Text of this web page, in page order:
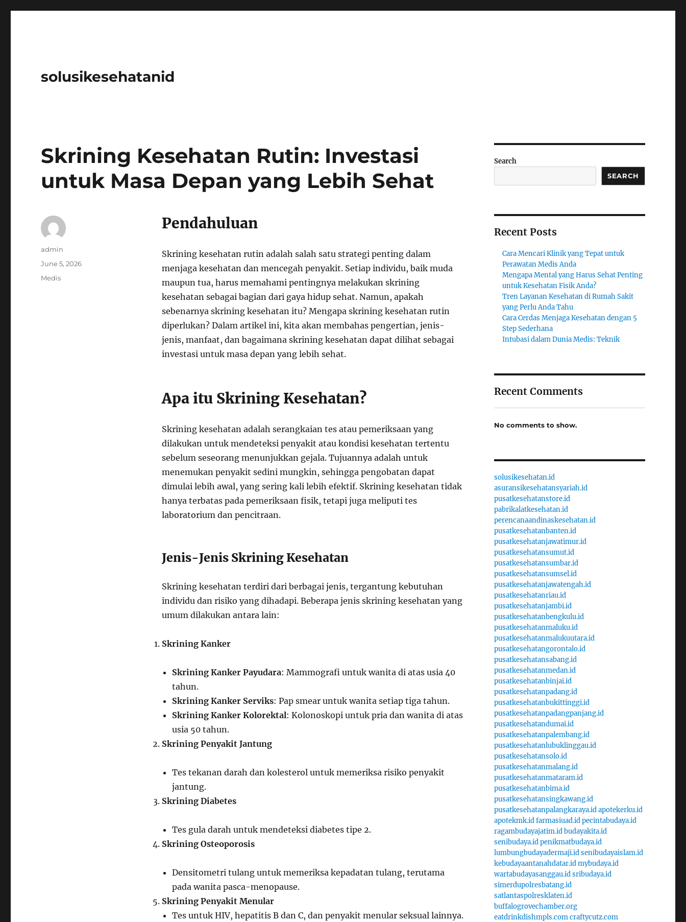
solusikesehatanid
Skrining Kesehatan Rutin: Investasi
untuk Masa Depan yang Lebih Sehat
Pendahuluan
Skrining kesehatan rutin adalah salah satu strategi penting dalam
menjaga kesehatan dan mencegah penyakit. Setiap individu, baik muda
maupun tua, harus memahami pentingnya melakukan skrining
kesehatan sebagai bagian dari gaya hidup sehat. Namun, apakah
sebenarnya skrining kesehatan itu? Mengapa skrining kesehatan rutin
diperlukan? Dalam artikel ini, kita akan membahas pengertian, jenis-
jenis, manfaat, dan bagaimana skrining kesehatan dapat dilihat sebagai
investasi untuk masa depan yang lebih sehat.
Apa itu Skrining Kesehatan?
Skrining kesehatan adalah serangkaian tes atau pemeriksaan yang
dilakukan untuk mendeteksi penyakit atau kondisi kesehatan tertentu
sebelum seseorang menunjukkan gejala. Tujuannya adalah untuk
menemukan penyakit sedini mungkin, sehingga pengobatan dapat
dimulai lebih awal, yang sering kali lebih efektif. Skrining kesehatan tidak
hanya terbatas pada pemeriksaan fisik, tetapi juga meliputi tes
laboratorium dan pencitraan.
Jenis-Jenis Skrining Kesehatan
Skrining kesehatan terdiri dari berbagai jenis, tergantung kebutuhan
individu dan risiko yang dihadapi. Beberapa jenis skrining kesehatan yang
umum dilakukan antara lain:
Skrining Kanker
Skrining Kanker Payudara: Mammografi untuk wanita di atas usia 40
tahun.
Skrining Kanker Serviks: Pap smear untuk wanita setiap tiga tahun.
Skrining Kanker Kolorektal: Kolonoskopi untuk pria dan wanita di atas
usia 50 tahun.
Skrining Penyakit Jantung
Tes tekanan darah dan kolesterol untuk memeriksa risiko penyakit
jantung.
Skrining Diabetes
Tes gula darah untuk mendeteksi diabetes tipe 2.
Skrining Osteoporosis
Densitometri tulang untuk memeriksa kepadatan tulang, terutama
pada wanita pasca-menopause.
Skrining Penyakit Menular
Tes untuk HIV, hepatitis B dan C, dan penyakit menular seksual lainnya.
Author
admin
Posted
June 5, 2026
Categories
Medis
Search
SEARCH
Recent Posts
Cara Mencari Klinik yang Tepat untuk
Perawatan Medis Anda
Mengapa Mental yang Harus Sehat Penting
untuk Kesehatan Fisik Anda?
Tren Layanan Kesehatan di Rumah Sakit
yang Perlu Anda Tahu
Cara Cerdas Menjaga Kesehatan dengan 5
Step Sederhana
Intubasi dalam Dunia Medis: Teknik
Recent Comments
No comments to show.
solusikesehatan.id
asuransikesehatansyariah.id
pusatkesehatanstore.id
pabrikalatkesehatan.id
perencanaandinaskesehatan.id
pusatkesehatanbanten.id
pusatkesehatanjawatimur.id
pusatkesehatansumut.id
pusatkesehatansumbar.id
pusatkesehatansumsel.id
pusatkesehatanjawatengah.id
pusatkesehatanriau.id
pusatkesehatanjambi.id
pusatkesehatanbengkulu.id
pusatkesehatanmaluku.id
pusatkesehatanmalukuutara.id
pusatkesehatangorontalo.id
pusatkesehatansabang.id
pusatkesehatanmedan.id
pusatkesehatanbinjai.id
pusatkesehatanpadang.id
pusatkesehatanbukittinggi.id
pusatkesehatanpadangpanjang.id
pusatkesehatandumai.id
pusatkesehatanpalembang.id
pusatkesehatanlubuklinggau.id
pusatkesehatansolo.id
pusatkesehatanmalang.id
pusatkesehatanmataram.id
pusatkesehatanbima.id
pusatkesehatansingkawang.id
pusatkesehatanpalangkaraya.idapotekerku.id
apotekmk.idfarmasiuad.idpecintabudaya.id
ragambudayajatim.idbudayakita.id
senibudaya.idpenikmatbudaya.id
lumbungbudayadermaji.idsenibudayaislam.id
kebudayaantanahdatar.idmybudaya.id
wartabudayasanggau.idsribudaya.id
simerdupolresbatang.id
satlantaspolresklaten.id
buffalogrovechamber.org
eatdrinkdishmpls.comcraftycutz.com